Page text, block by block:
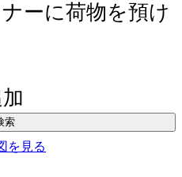
ーに荷物を預け
索
を見る